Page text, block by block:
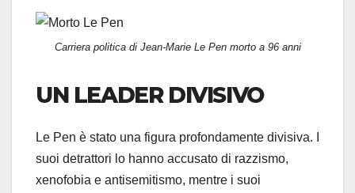
Carriera politica di Jean-Marie Le Pen morto a 96 anni
UN LEADER DIVISIVO
Le Pen è stato una figura profondamente divisiva. I
suoi detrattori lo hanno accusato di razzismo,
xenofobia e antisemitismo, mentre i suoi